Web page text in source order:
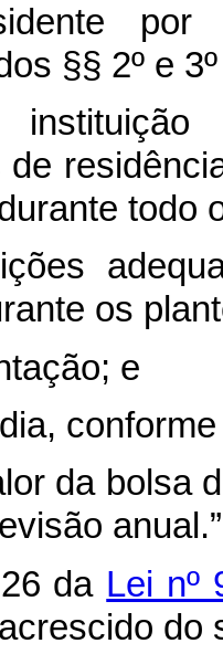
§§ 2º e
de
todo
os
e
da bolsa
da Lei nº
do